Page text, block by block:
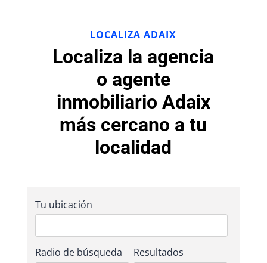
LOCALIZA ADAIX
Localiza la agencia
o agente
inmobiliario Adaix
más cercano a tu
localidad
Tu ubicación
Radio de búsqueda Resultados